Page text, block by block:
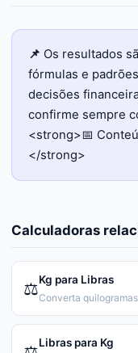
📌 Os resultados
fórmulas e
decisões
confirme sempre
<strong>📅
</strong>
Calculadoras
⚖️Kg para Libras
Converta
Libras para Kg